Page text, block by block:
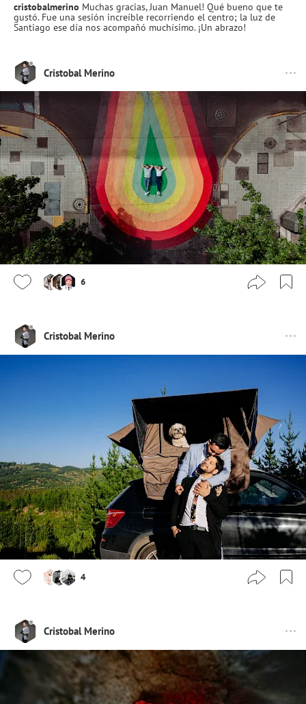
cristobalmerino Muchas gracias, Juan Manuel! Qué bueno que te
gustó. Fue una sesión increíble recorriendo el centro; la luz de
Santiago ese día nos acompañó muchísimo. ¡Un abrazo!
Cristobal Merino
6
Cristobal Merino
4
Cristobal Merino